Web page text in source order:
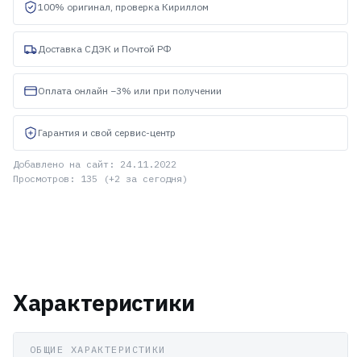
100% оригинал, проверка Кириллом
Доставка СДЭК и Почтой РФ
Оплата онлайн −3% или при получении
Гарантия и свой сервис-центр
Добавлено на сайт: 24.11.2022
Просмотров: 135 (+2 за сегодня)
Характеристики
ОБЩИЕ ХАРАКТЕРИСТИКИ